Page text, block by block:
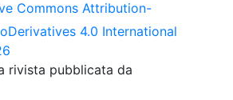
Commons Attribution-
4.0 International
rivista pubblicata da